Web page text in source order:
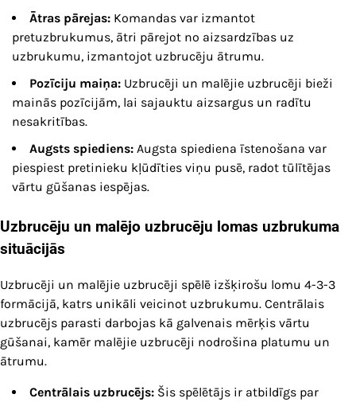
Ātras pārejas: Komandas var izmantot
pretuzbrukumus, ātri pārejot no aizsardzības uz
uzbrukumu, izmantojot uzbrucēju ātrumu.
Pozīciju maiņa: Uzbrucēji un malējie uzbrucēji bieži
mainās pozīcijām, lai sajauktu aizsargus un radītu
nesakritības.
Augsts spiediens: Augsta spiediena īstenošana var
piespiest pretinieku kļūdīties viņu pusē, radot tūlītējas
vārtu gūšanas iespējas.
Uzbrucēju un malējo uzbrucēju lomas uzbrukuma
situācijās
Uzbrucēji un malējie uzbrucēji spēlē izšķirošu lomu 4-3-3
formācijā, katrs unikāli veicinot uzbrukumu. Centrālais
uzbrucējs parasti darbojas kā galvenais mērķis vārtu
gūšanai, kamēr malējie uzbrucēji nodrošina platumu un
ātrumu.
Centrālais uzbrucējs: Šis spēlētājs ir atbildīgs par